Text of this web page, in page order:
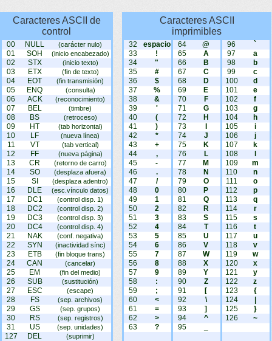
Caracteres ASCII de
control
00 NULL (carácter nulo)
01 SOH (inicio encabezado)
02 STX (inicio texto)
03 ETX (fin de texto)
04 EOT (fin transmisión)
05 ENQ (consulta)
06 ACK (reconocimiento)
07 BEL (timbre)
08 BS (retroceso)
09 HT (tab horizontal)
10 LF (nueva línea)
11 VT (tab vertical)
12 FF (nueva página)
13 CR (retorno de carro)
14 SO (desplaza afuera)
15 SI (desplaza adentro)
16 DLE (esc.vínculo datos)
17 DC1 (control disp. 1)
18 DC2 (control disp. 2)
19 DC3 (control disp. 3)
20 DC4 (control disp. 4)
21 NAK (conf. negativa)
22 SYN (inactividad sínc)
23 ETB (fin bloque trans)
24 CAN (cancelar)
25 EM (fin del medio)
26 SUB (sustitución)
27 ESC (escape)
28 FS (sep. archivos)
29 GS (sep. grupos)
30 RS (sep. registros)
31 US (sep. unidades)
127 DEL (suprimir)
Caracteres ASCII
imprimibles
32
espacio
33
!
34
"
35
#
36
$
37
%
38
&
39
'
40
(
41
)
42
*
43
+
44
,
45
-
46
.
47
/
48
0
49
1
50
2
51
3
52
4
53
5
54
6
55
7
56
8
57
9
58
:
59
;
60
<
61
=
62
>
63
?
64
@
65
A
66
B
67
C
68
D
69
E
70
F
71
G
72
H
73
74
J
75
K
76
L
77
M
78
N
79
O
80
P
81
Q
82
R
83
S
84
T
85
U
86
V
87
W
88
X
89
Y
90
Z
91
[
92
\
93
]
94
^
95
96
`
97
a
98
b
99
c
100
d
101
e
102
f
103
g
104
h
105
i
106
j
107
k
108
109
m
110
n
111
o
112
p
113
q
114
r
115
s
116
t
117
u
118
v
119
w
120
x
121
y
122
z
123
{
124
125
}
126
~